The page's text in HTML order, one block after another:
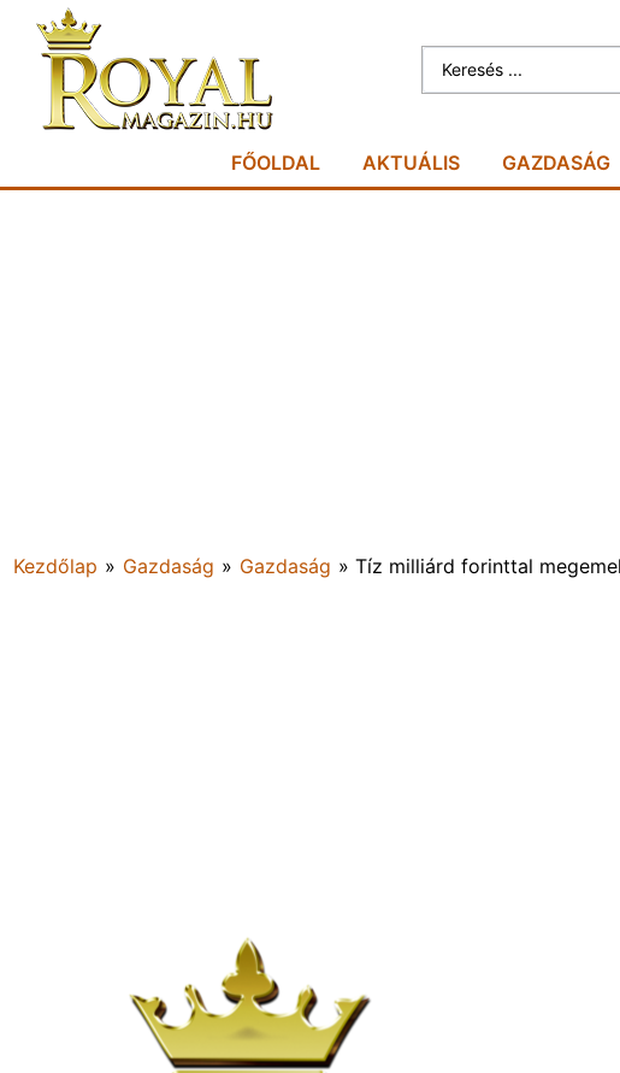
FŐOLDAL AKTUÁLIS GAZDASÁG
Kezdőlap » Gazdaság » Gazdaság » Tíz milliárd forinttal